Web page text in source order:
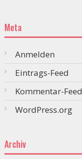
Meta
Anmelden
Eintrags-Feed
Kommentar-Feed
WordPress.org
Archiv